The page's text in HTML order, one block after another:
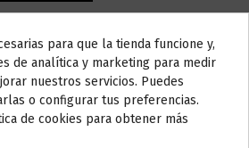
Do not show again.
AVISO IMPORTANTE
unos días
para que la tienda funcione y,
de analítica y marketing para medir
nuestros servicios. Puedes
o configurar tus preferencias.
de cookies para obtener más